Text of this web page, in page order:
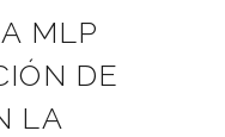
MLP
DE
LA